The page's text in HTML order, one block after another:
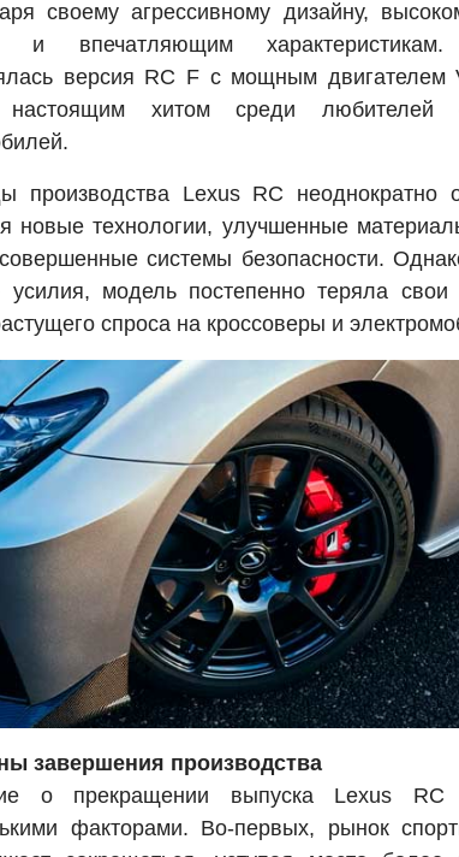
своему агрессивному дизайну,
и впечатляющим
версия RC F с мощным двигателем
настоящим хитом среди любителей
производства Lexus RC неоднократно
новые технологии, улучшенные
системы безопасности.
усилия, модель постепенно теряла свои
спроса на кроссоверы и
завершения производства
о прекращении выпуска Lexus RC
факторами. Во-первых, рынок